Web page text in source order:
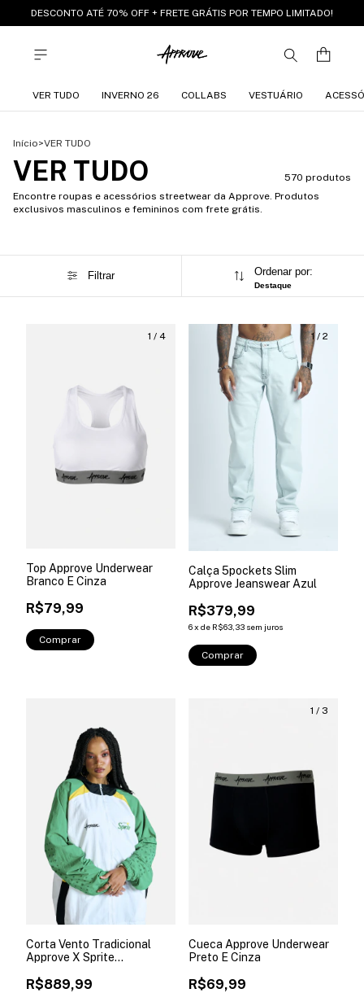
DESCONTO ATÉ 70% OFF + FRETE GRÁTIS POR TEMPO LIMITADO!
VER TUDO INVERNO 26 COLLABS VESTUÁRIO
Início>VER TUDO
VER TUDO
570 produtos
Encontre roupas e acessórios streetwear da Approve. Produtos
exclusivos masculinos e femininos com frete grátis.
Filtrar Ordenar por:
Destaque
1 / 4
Top Approve Underwear
Branco E Cinza
R$79,99
Comprar
1/ 2
Calça 5pockets Slim
Approve Jeanswear Azul
R$379,99
6x de R$63,33 sem juros
Comprar
Corta Vento Tradicional
Approve X Sprite
R$889,99
1 / 3
Cueca Approve Underwear
Preto E Cinza
R$69,99